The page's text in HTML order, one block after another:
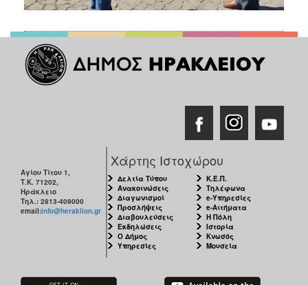
Αγίου Τίτου 1,
Τ.Κ. 71202,
Ηράκλειο
Τηλ.: 2813-409000
email:info@heraklion.gr
Χάρτης Ιστοχώρου
Δελτία Τύπου
Ανακοινώσεις
Διαγωνισμοί
Προσλήψεις
Διαβουλεύσεις
Εκδηλώσεις
Ο Δήμος
Υπηρεσίες
Κ.Ε.Π.
Τηλέφωνα
e-Υπηρεσίες
e-Αιτήματα
Η Πόλη
Ιστορία
Κνωσός
Μουσεία